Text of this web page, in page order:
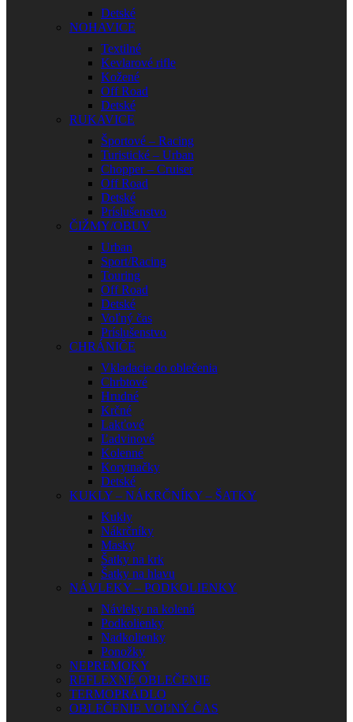
Detské
NOHAVICE
Textilné
Kevlarové rifle
Kožené
Off Road
Detské
RUKAVICE
Športové – Racing
Turistické – Urban
Chopper – Cruiser
Off Road
Detské
Príslušenstvo
ČIŽMY/OBUV
Urban
Sport/Racing
Touring
Off Road
Detské
Voľný čas
Príslušenstvo
CHRÁNIČE
Vkladacie do oblečenia
Chrbtové
Hrudné
Krčné
Lakťové
Ľadvinové
Kolenné
Korytnačky
Detské
KUKLY – NÁKRČNÍKY – ŠATKY
Kukly
Nákrčníky
Masky
Šatky na krk
Šatky na hlavu
NÁVLEKY – PODKOLIENKY
Návleky na kolená
Podkolienky
Nadkolienky
Ponožky
NEPREMOKY
REFLEXNÉ OBLEČENIE
TERMOPRÁDLO
OBLEČENIE VOĽNÝ ČAS